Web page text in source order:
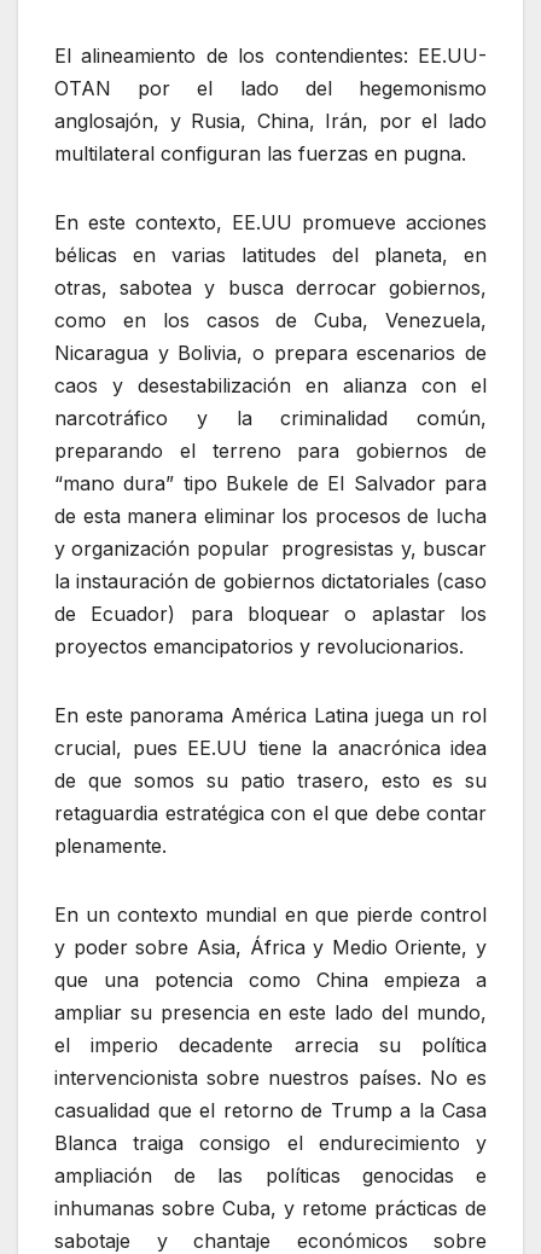
El alineamiento de los contendientes: EE.UU-
OTAN por el lado del hegemonismo
anglosajón, y Rusia, China, Irán, por el lado
multilateral configuran las fuerzas en pugna.
En este contexto, EE.UU promueve acciones
bélicas en varias latitudes del planeta, en
otras, sabotea y busca derrocar gobiernos,
como en los casos de Cuba, Venezuela,
Nicaragua y Bolivia, o prepara escenarios de
caos y desestabilización en alianza con el
narcotráfico y la criminalidad común,
preparando el terreno para gobiernos de
“mano dura” tipo Bukele de El Salvador para
de esta manera eliminar los procesos de lucha
y organización popular progresistas y, buscar
la instauración de gobiernos dictatoriales (caso
de Ecuador) para bloquear o aplastar los
proyectos emancipatorios y revolucionarios.
En este panorama América Latina juega un rol
crucial, pues EE.UU tiene la anacrónica idea
de que somos su patio trasero, esto es su
retaguardia estratégica con el que debe contar
plenamente.
En un contexto mundial en que pierde control
y poder sobre Asia, África y Medio Oriente, y
que una potencia como China empieza a
ampliar su presencia en este lado del mundo,
el imperio decadente arrecia su política
intervencionista sobre nuestros países. No es
casualidad que el retorno de Trump a la Casa
Blanca traiga consigo el endurecimiento y
ampliación de las políticas genocidas e
inhumanas sobre Cuba, y retome prácticas de
sabotaje y chantaje económicos sobre